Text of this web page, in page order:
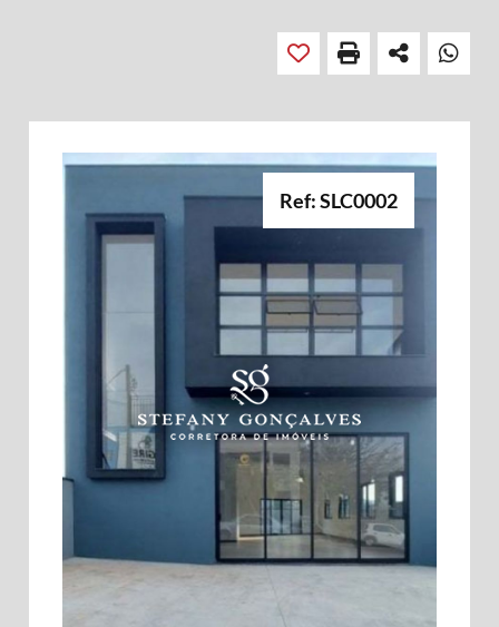
Ref: SLC0002